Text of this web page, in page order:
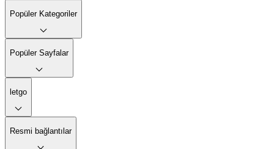
Popüler Kategoriler
Popüler Sayfalar
letgo
Resmi bağlantılar